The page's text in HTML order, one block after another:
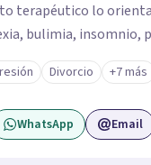
terapéutico lo
bulimia, insomnio,
crisis de pareja,
existencial, procesos
que requieren un
terapéutico
Divorcio +7 más
WhatsApp Email